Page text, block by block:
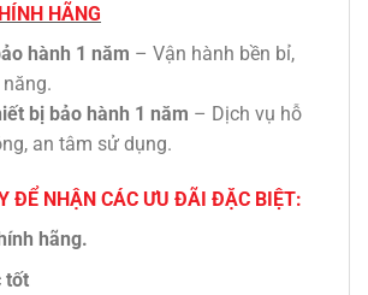
HÃNG
hành 1 năm – Vận hành bền bỉ,
bị bảo hành 1 năm – Dịch vụ hỗ
an tâm sử dụng.
ĐỂ NHẬN CÁC ƯU ĐÃI ĐẶC BIỆT:
hãng.
tốt